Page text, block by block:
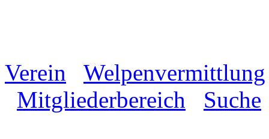
Verein
Welpenvermittlung
Mitgliederbereich
Suche